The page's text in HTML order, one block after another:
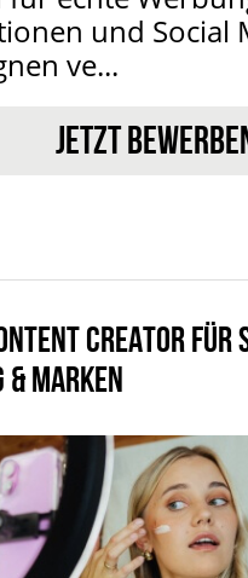
und Social
ve...
JETZT
CREATOR FÜR
& MARKEN